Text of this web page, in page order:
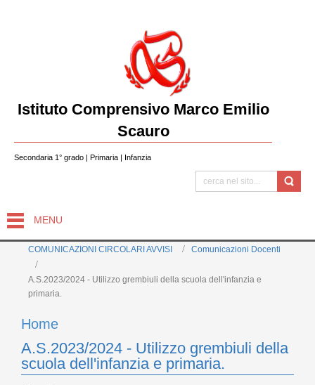
Istituto Comprensivo Marco Emilio
Scauro
Secondaria 1° grado | Primaria | Infanzia
MENU
COMUNICAZIONI CIRCOLARI AVVISI Comunicazioni Docenti
A.S.2023/2024 - Utilizzo grembiuli della scuola dell'infanzia e
primaria.
Home
A.S.2023/2024 - Utilizzo grembiuli della
scuola dell'infanzia e primaria.